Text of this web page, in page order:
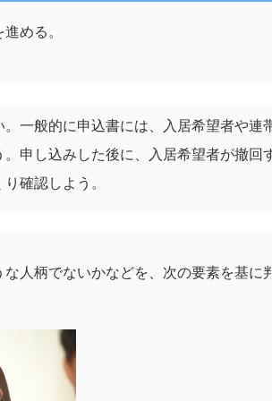
める。
一般的に申込書には、入居希望者や連
申し込みした後に、入居希望者が撤回
確認しよう。
人柄でないかなどを、次の要素を基に